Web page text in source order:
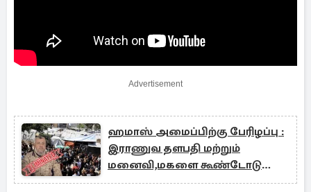
Advertisement
ஹமாஸ் அமைப்பிற்கு பேரிழப்பு :
இராணுவ தளபதி மற்றும்
மனைவி,மகளை கூண்டோடு
சாய்த்தது இஸ்ரேல்